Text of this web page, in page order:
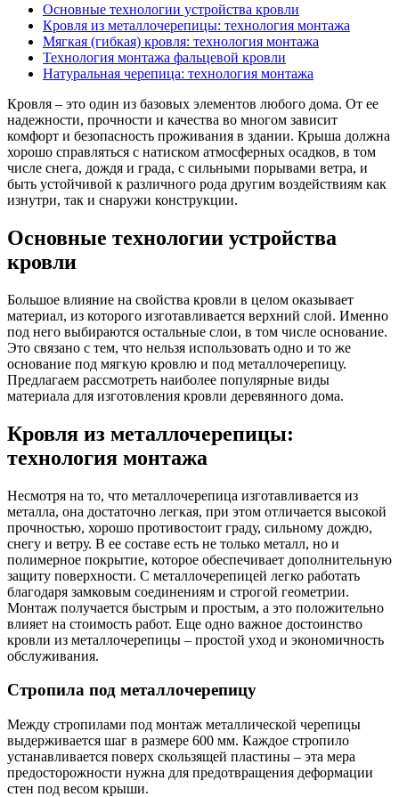
Основные технологии устройства кровли
Кровля из металлочерепицы: технология монтажа
Мягкая (гибкая) кровля: технология монтажа
Технология монтажа фальцевой кровли
Натуральная черепица: технология монтажа
Кровля – это один из базовых элементов любого дома. От ее
надежности, прочности и качества во многом зависит
комфорт и безопасность проживания в здании. Крыша должна
хорошо справляться с натиском атмосферных осадков, в том
числе снега, дождя и града, с сильными порывами ветра, и
быть устойчивой к различного рода другим воздействиям как
изнутри, так и снаружи конструкции.
Основные технологии устройства
кровли
Большое влияние на свойства кровли в целом оказывает
материал, из которого изготавливается верхний слой. Именно
под него выбираются остальные слои, в том числе основание.
Это связано с тем, что нельзя использовать одно и то же
основание под мягкую кровлю и под металлочерепицу.
Предлагаем рассмотреть наиболее популярные виды
материала для изготовления кровли деревянного дома.
Кровля из металлочерепицы:
технология монтажа
Несмотря на то, что металлочерепица изготавливается из
металла, она достаточно легкая, при этом отличается высокой
прочностью, хорошо противостоит граду, сильному дождю,
снегу и ветру. В ее составе есть не только металл, но и
полимерное покрытие, которое обеспечивает дополнительную
защиту поверхности. С металлочерепицей легко работать
благодаря замковым соединениям и строгой геометрии.
Монтаж получается быстрым и простым, а это положительно
влияет на стоимость работ. Еще одно важное достоинство
кровли из металлочерепицы – простой уход и экономичность
обслуживания.
Стропила под металлочерепицу
Между стропилами под монтаж металлической черепицы
выдерживается шаг в размере 600 мм. Каждое стропило
устанавливается поверх скользящей пластины – эта мера
предосторожности нужна для предотвращения деформации
стен под весом крыши.